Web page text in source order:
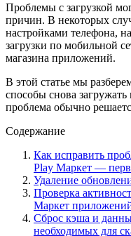
Проблемы с загрузкой
причин. В некоторых
настройками телефона,
загрузки по мобильной
магазина приложений.
В этой статье мы
способы снова
проблема обычно
Содержание
Как исправить
Play Маркет —
Удаление
Проверка
Маркет
Сброс кэша и
необходимых для